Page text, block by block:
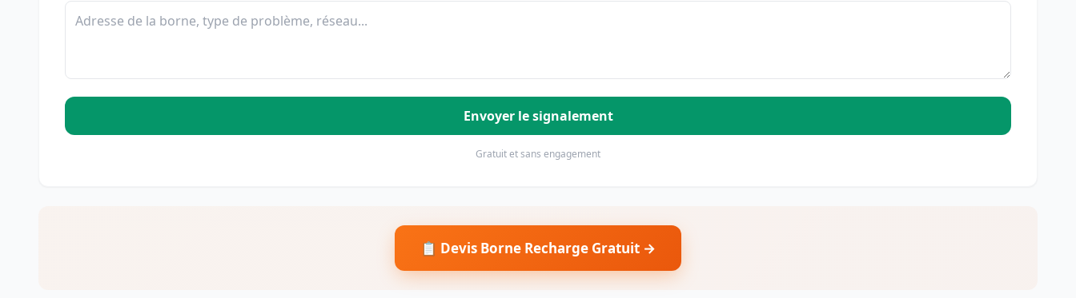
Envoyer le signalement
Gratuit et sans engagement
📋 Devis Borne Recharge Gratuit →